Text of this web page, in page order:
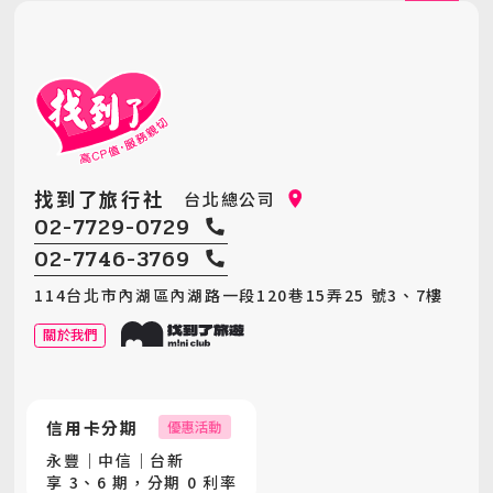
找到了旅行社 台北總公司
02-7729-0729
02-7746-3769
114台北市內湖區內湖路一段120巷15弄25 號3、7樓
關於我們
信用卡分期 優惠活動
永豐｜中信｜台新
享 3、6 期，分期 0 利率